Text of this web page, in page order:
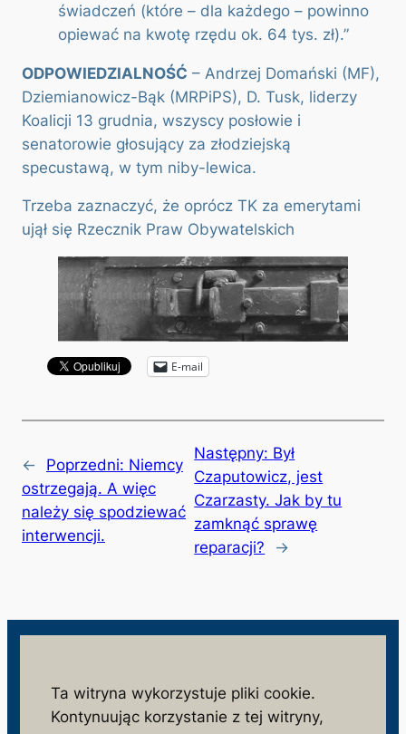
świadczeń (które – dla każdego – powinno
opiewać na kwotę rzędu ok. 64 tys. zł).”
ODPOWIEDZIALNOŚĆ – Andrzej Domański (MF),
Dziemianowicz-Bąk (MRPiPS), D. Tusk, liderzy
Koalicji 13 grudnia, wszyscy posłowie i
senatorowie głosujący za złodziejską
specustawą, w tym niby-lewica.
Trzeba zaznaczyć, że oprócz TK za emerytami
ujął się Rzecznik Praw Obywatelskich
E-mail
← Poprzedni: Niemcy
ostrzegają. A więc
należy się spodziewać
interwencji.
Następny: Był
Czaputowicz, jest
Czarzasty. Jak by tu
zamknąć sprawę
reparacji?
→
monitorujemy działania niezgodne z interesem
Ta witryna wykorzystuje pliki cookie.
Kontynuując korzystanie z tej witryny,